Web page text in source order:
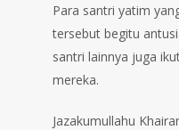
Para santri yatim
tersebut begitu
santri lainnya juga
mereka.
Jazakumullahu